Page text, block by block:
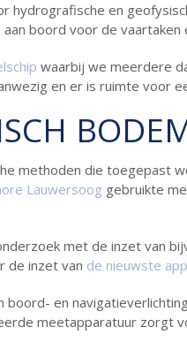
hydrografische en
aan boord voor de
waarbij we meerdere
en er is ruimte voor
methoden die toegepast
Lauwersoog gebruikte
met de inzet van
de inzet van de nieuwste
boord- en
meetapparatuur zorgt